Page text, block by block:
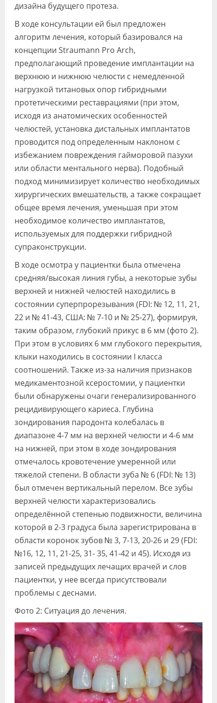
дизайна будущего протеза.
В ходе консультации ей был предложен
алгоритм лечения, который базировался на
концепции Straumann Pro Arch,
предполагающий проведение имплантации на
верхнюю и нижнюю челюсти с немедленной
нагрузкой титановых опор гибридными
протетическими реставрациями (при этом,
исходя из анатомических особенностей
челюстей, установка дистальных имплантатов
проводится под определенным наклоном с
избежанием повреждения гайморовой пазухи
или области ментального нерва). Подобный
подход минимизирует количество необходимых
хирургических вмешательств, а также сокращает
общее время лечения, уменьшая при этом
необходимое количество имплантатов,
используемых для поддержки гибридной
супраконструкции.
В ходе осмотра у пациентки была отмечена
средняя/высокая линия губы, а некоторые зубы
верхней и нижней челюстей находились в
состоянии суперпрорезывания (FDI: № 12, 11, 21,
22 и № 41-43, США: № 7-10 и № 25-27), формируя,
таким образом, глубокий прикус в 6 мм (фото 2).
При этом в условиях 6 мм глубокого перекрытия,
клыки находились в состоянии І класса
соотношений. Также из-за наличия признаков
медикаментозной ксеростомии, у пациентки
были обнаружены очаги генерализированного
рецидивирующего кариеса. Глубина
зондирования пародонта колебалась в
диапазоне 4-7 мм на верхней челюсти и 4-6 мм
на нижней, при этом в ходе зондирования
отмечалось кровотечение умеренной или
тяжелой степени. В области зуба № 6 (FDI: № 13)
был отмечен вертикальный перелом. Все зубы
верхней челюсти характеризовались
определённой степенью подвижности, величина
которой в 2-3 градуса была зарегистрирована в
области коронок зубов № 3, 7-13, 20-26 и 29 (FDI:
№16, 12, 11, 21-25, 31- 35, 41-42 и 45). Исходя из
записей предыдущих лечащих врачей и слов
пациентки, у нее всегда присутствовали
проблемы с деснами.
Фото 2: Ситуация до лечения.